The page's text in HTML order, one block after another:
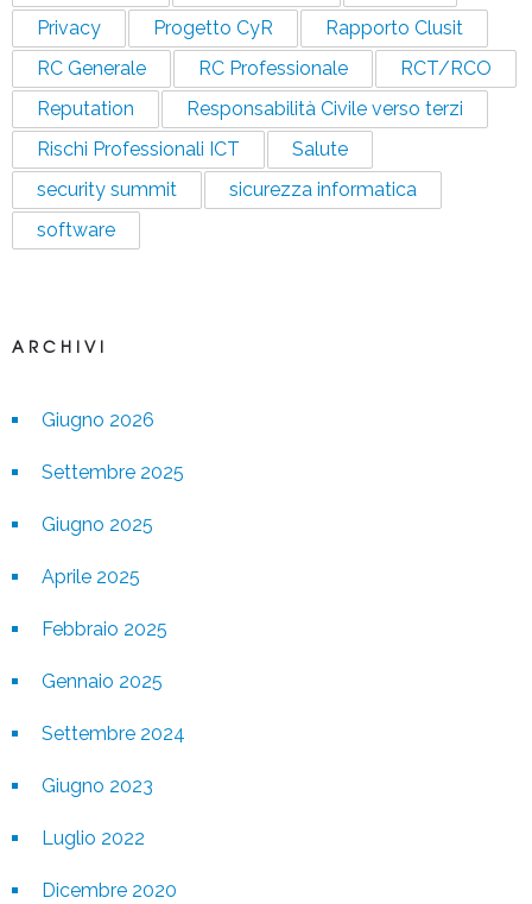
Privacy
Progetto CyR
Rapporto Clusit
RC Generale
RC Professionale
RCT/RCO
Reputation
Responsabilità Civile verso terzi
Rischi Professionali ICT
Salute
security summit
sicurezza informatica
software
ARCHIVI
Giugno 2026
Settembre 2025
Giugno 2025
Aprile 2025
Febbraio 2025
Gennaio 2025
Settembre 2024
Giugno 2023
Luglio 2022
Dicembre 2020